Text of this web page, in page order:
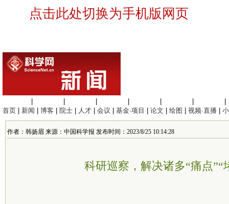
点击此处切换为手机版网页
首页
新闻 博客 院士 人才 会议 基金·项目 论文 绘图 视频·直播
作者：韩扬眉 来源：中国科学报 发布时间：2023/8/25 10:14:28
科研巡察，解决诸多“痛点”“